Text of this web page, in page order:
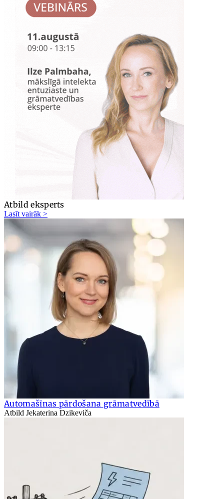
Atbild eksperts
Lasīt vairāk >
Automašīnas pārdošana grāmatvedībā
Atbild Jekaterina Dzikeviča